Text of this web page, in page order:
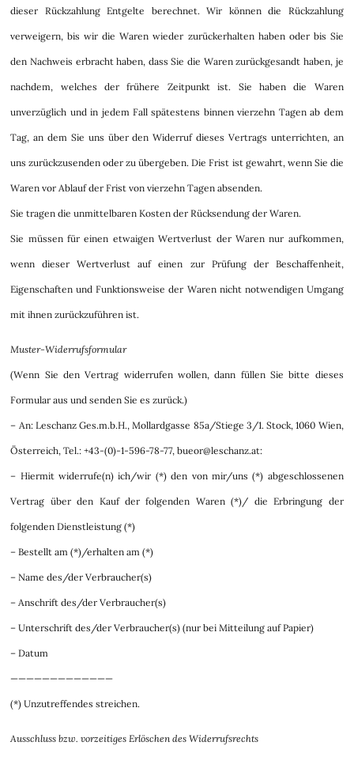
dieser Rückzahlung Entgelte berechnet. Wir können die Rückzahlung
verweigern, bis wir die Waren wieder zurückerhalten haben oder bis Sie
den Nachweis erbracht haben, dass Sie die Waren zurückgesandt haben, je
nachdem, welches der frühere Zeitpunkt ist. Sie haben die Waren
unverzüglich und in jedem Fall spätestens binnen vierzehn Tagen ab dem
Tag, an dem Sie uns über den Widerruf dieses Vertrags unterrichten, an
uns zurückzusenden oder zu übergeben. Die Frist ist gewahrt, wenn Sie die
Waren vor Ablauf der Frist von vierzehn Tagen absenden.
Sie tragen die unmittelbaren Kosten der Rücksendung der Waren.
Sie müssen für einen etwaigen Wertverlust der Waren nur aufkommen,
wenn dieser Wertverlust auf einen zur Prüfung der Beschaffenheit,
Eigenschaften und Funktionsweise der Waren nicht notwendigen Umgang
mit ihnen zurückzuführen ist.
Muster-Widerrufsformular
(Wenn Sie den Vertrag widerrufen wollen, dann füllen Sie bitte dieses
Formular aus und senden Sie es zurück.)
– An: Leschanz Ges.m.b.H., Mollardgasse 85a/Stiege 3/1. Stock, 1060 Wien,
Österreich, Tel.: +43-(0)-1-596-78-77, bueor@leschanz.at:
– Hiermit widerrufe(n) ich/wir (*) den von mir/uns (*) abgeschlossenen
Vertrag über den Kauf der folgenden Waren (*)/ die Erbringung der
folgenden Dienstleistung (*)
– Bestellt am (*)/erhalten am (*)
– Name des/der Verbraucher(s)
– Anschrift des/der Verbraucher(s)
– Unterschrift des/der Verbraucher(s) (nur bei Mitteilung auf Papier)
– Datum
—————————————
(*) Unzutreffendes streichen.
Ausschluss bzw. vorzeitiges Erlöschen des Widerrufsrechts